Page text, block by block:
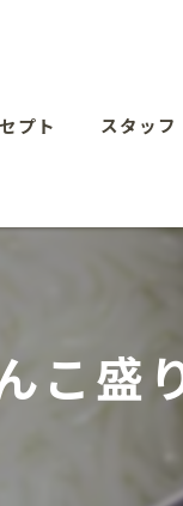
プト スタッフ
こ盛